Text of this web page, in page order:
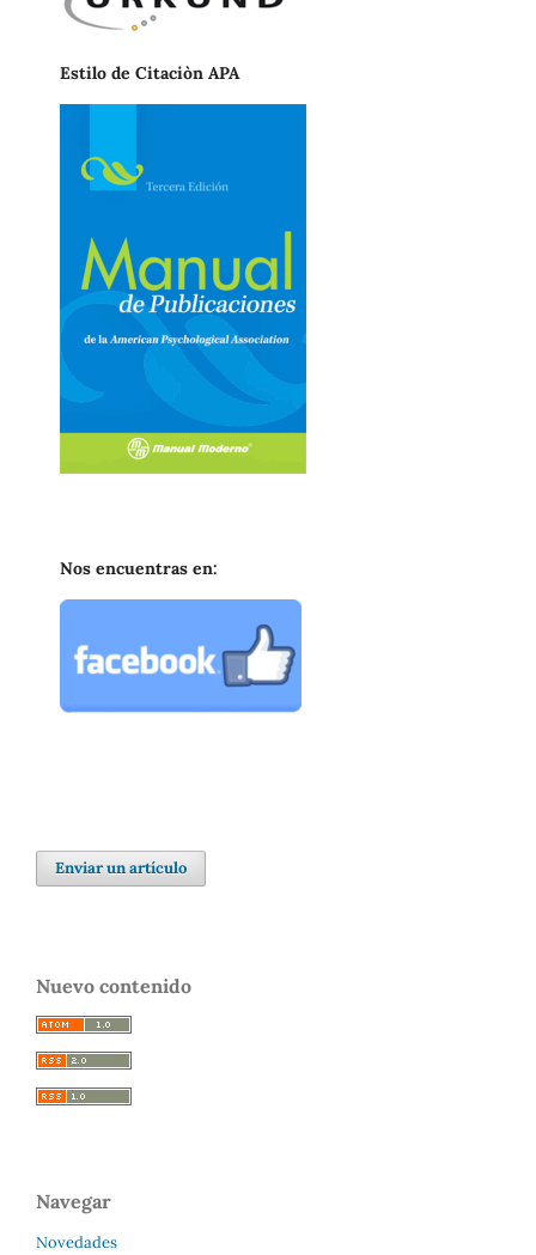
Estilo de Citaciòn APA
Nos encuentras en:
Enviar un artículo
Nuevo contenido
Navegar
Novedades